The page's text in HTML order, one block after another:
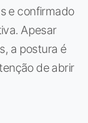
e confirmado
Apesar
a postura é
de abrir